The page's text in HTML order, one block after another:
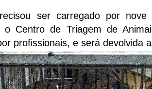
ser carregado por
o Centro de Triagem de
profissionais, e será devolvida